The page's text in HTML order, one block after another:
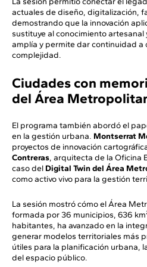
actuales de diseño, digitalización,
demostrando que la innovación
sustituye al conocimiento artesanal
amplía y permite dar continuidad a
complejidad.
Ciudades con
del Área
El programa también abordó el
en la gestión urbana. Montserrat
proyectos de innovación
Contreras, arquitecta de la Oficina
caso del Digital Twin del Área
como activo vivo para la gestión
La sesión mostró cómo el Área
formada por 36 municipios, 636
habitantes, ha avanzado en la
generar modelos territoriales más
útiles para la planificación urbana,
del espacio público.